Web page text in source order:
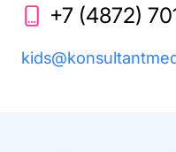
+7 (4872)